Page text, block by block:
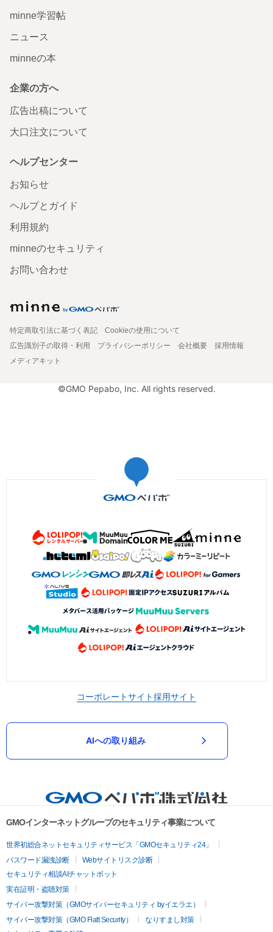
minne学習帖
ニュース
minneの本
企業の方へ
広告出稿について
大口注文について
ヘルプセンター
お知らせ
ヘルプとガイド
利用規約
minneのセキュリティ
お問い合わせ
特定商取引法に基づく表記
Cookieの使用について
広告識別子の取得・利用
プライバシーポリシー 会社概要
採用情報
メディアキット
©GMO Pepabo, Inc. All rights reserved.
コーポレートサイト採用サイト
AIへの取り組み
GMOインターネットグループのセキュリティ事業について
世界初総合ネットセキュリティサービス「GMOセキュリティ24」
パスワード漏洩診断
Webサイトリスク診断
セキュリティ相談AIチャットボット
実在証明・盗聴対策
サイバー攻撃対策（GMOサイバーセキュリティ byイエラエ）
サイバー攻撃対策（GMO Flatt Security）
なりすまし対策